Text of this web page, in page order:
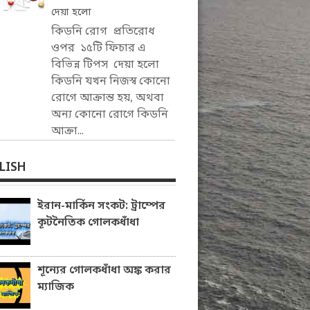
দেয়া হলো
কিডনি রোগ প্রতিরোধ
ওপর ১৫টি ফিচার এ
বিভিন্ন টিপস দেয়া হলো
কিডনি যখন নিজস্ব কোনো
রোগে আক্রান্ত হয়, অথবা
অন্য কোনো রোগে কিডনি
আক্রা...
ইরান-মার্কিন সংকট: ট্রাম্পের
কূটনৈতিক গোলকধাঁধা
শূন্যের গোলকধাঁধা অঙ্ক করার
ম্যাজিক